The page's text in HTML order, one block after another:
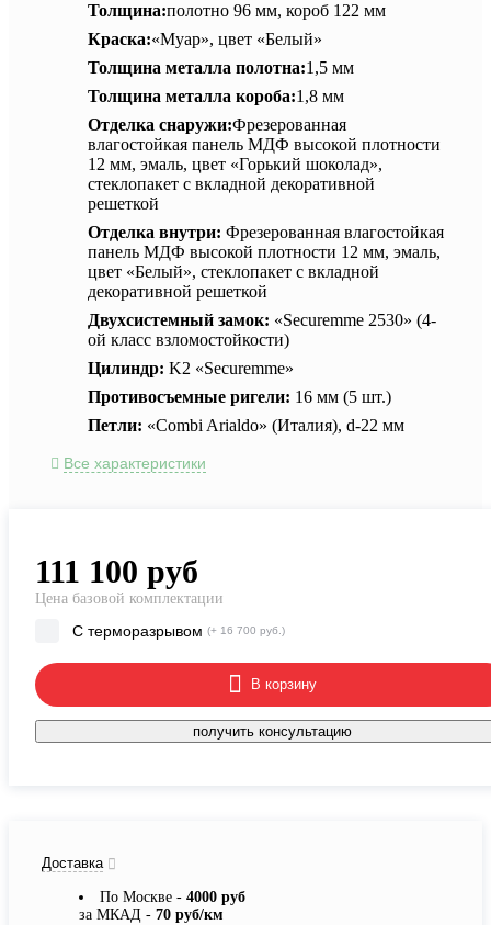
Толщина:полотно 96 мм, короб 122 мм
Краска:«Муар», цвет «Белый»
Толщина металла полотна:1,5 мм
Толщина металла короба:1,8 мм
Отделка снаружи:Фрезерованная
влагостойкая панель МДФ высокой плотности
12 мм, эмаль, цвет «Горький шоколад»,
стеклопакет с вкладной декоративной
решеткой
Отделка внутри: Фрезерованная влагостойкая
панель МДФ высокой плотности 12 мм, эмаль,
цвет «Белый», стеклопакет с вкладной
декоративной решеткой
Двухсистемный замок: «Securemme 2530» (4-
ой класс взломостойкости)
Цилиндр: K2 «Securemme»
Противосъемные ригели: 16 мм (5 шт.)
Петли: «Combi Arialdo» (Италия), d-22 мм
Все характеристики
111 100 руб
Цена базовой комплектации
С терморазрывом (+ 16 700 руб.)
В корзину
получить консультацию
Доставка
По Москве - 4000 руб
за МКАД - 70 руб/км